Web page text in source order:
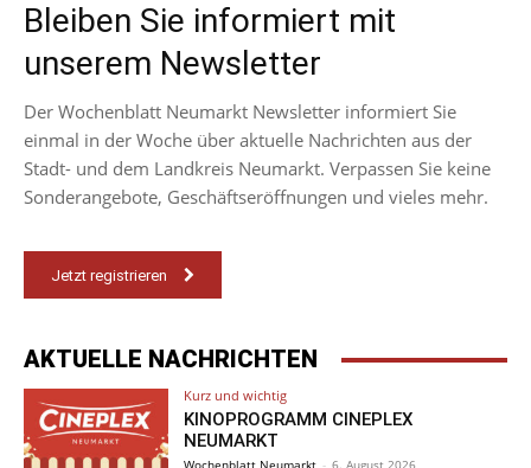
Bleiben Sie informiert mit
unserem Newsletter
Der Wochenblatt Neumarkt Newsletter informiert Sie
einmal in der Woche über aktuelle Nachrichten aus der
Stadt- und dem Landkreis Neumarkt. Verpassen Sie keine
Sonderangebote, Geschäftseröffnungen und vieles mehr.
Jetzt registrieren
AKTUELLE NACHRICHTEN
Kurz und wichtig
KINOPROGRAMM CINEPLEX
NEUMARKT
Wochenblatt Neumarkt - 6. August 2026